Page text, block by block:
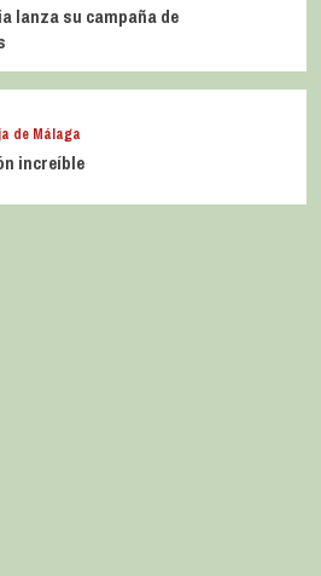
lanza su campaña de
de Málaga
increíble